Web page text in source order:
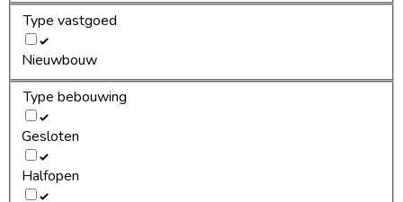
Type vastgoed
Nieuwbouw
Type bebouwing
Gesloten
Halfopen